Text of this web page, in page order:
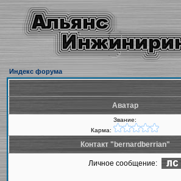
Индекс форума
Аватар
Звание:
Карма:
Контакт "bernardberrian"
Личное сообщение: